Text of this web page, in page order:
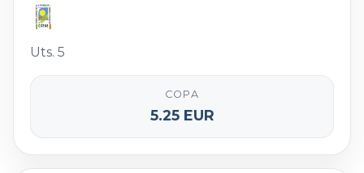
Uts. 5
COPA
5.25 EUR